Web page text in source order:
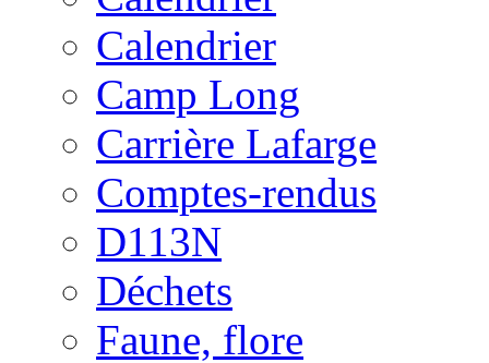
Calendrier
Camp Long
Carrière Lafarge
Comptes-rendus
D113N
Déchets
Faune, flore